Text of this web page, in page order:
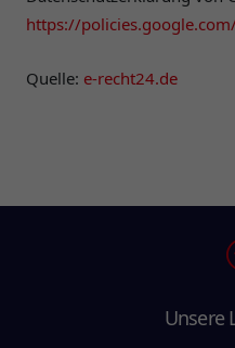
https://
Quelle: e-recht24.de
Unsere